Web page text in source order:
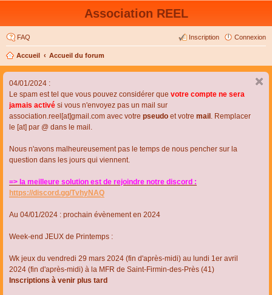
Association REEL
FAQ Connexion
Inscription
Accueil Accueil du forum
04/01/2024 :
Le spam est tel que vous pouvez considérer que votre compte ne sera
jamais activé si vous n'envoyez pas un mail sur
association.reel[at]gmail.com avec votre pseudo et votre mail . Remplacer
le [at] par @ dans le mail.
Nous n'avons malheureusement pas le temps de nous pencher sur la
question dans les jours qui viennent.
=> la meilleure solution est de rejoindre notre discord :
https://discord.gg/TvhyNAQ
Au 04/01/2024 : prochain évènement en 2024
Week-end JEUX de Printemps :
Wk jeux du vendredi 29 mars 2024 (fin d'après-midi) au lundi 1er avril
2024 (fin d'après-midi) à la MFR de Saint-Firmin-des-Près (41)
Inscriptions à venir plus tard